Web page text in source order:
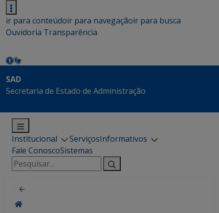
ir para conteúdoir para navegaçãoir para busca
Ouvidoria Transparência
SAD
Secretaria de Estado de Administração
Institucional ServiçosInformativos
Fale ConoscoSistemas
Pesquisar
por: